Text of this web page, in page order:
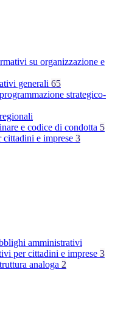
su organizzazione e
generali 65
strategico-
e codice di condotta 5
e imprese 3
amministrativi
per cittadini e imprese 3
analoga 2